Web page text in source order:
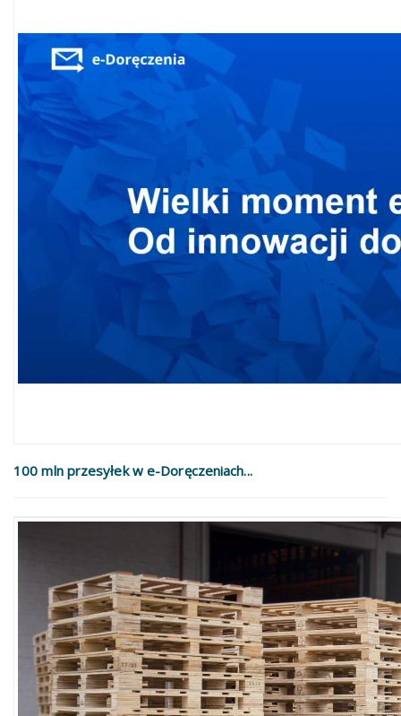
100 mln przesyłek w e-Doręczeniach...